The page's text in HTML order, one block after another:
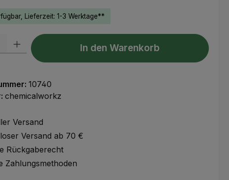
Lieferzeit: 1-3 Werktage**
Gib den gewünschten Wert ein oder benutze die Schaltflächen
In den Warenkorb
10740
chemicalworkz
Versand
Versand ab 70 €
Rückgaberecht
Zahlungsmethoden